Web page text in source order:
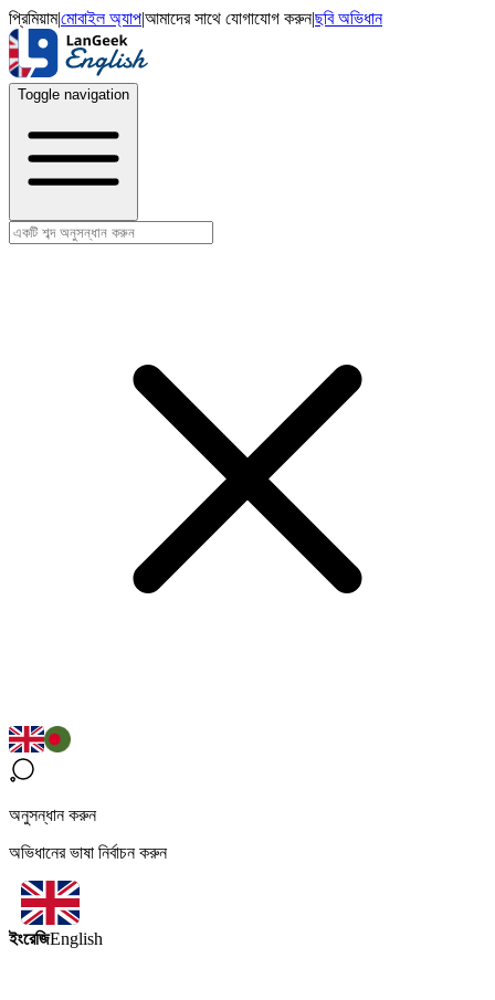
প্রিমিয়াম|মোবাইল অ্যাপ|আমাদের সাথে যোগাযোগ করুন|ছবি অভিধান
Toggle navigation
অনুসন্ধান করুন
অভিধানের ভাষা নির্বাচন করুন
ইংরেজিEnglish